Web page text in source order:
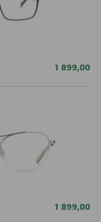
1 899,00
1 899,00